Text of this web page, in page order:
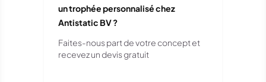
un trophée personnalisé chez
Antistatic BV ?
Faites-nous part de votre concept et
recevez un devis gratuit